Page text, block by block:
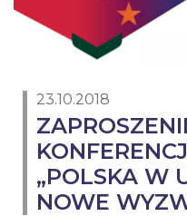
23.10.2018
„POLSKA W
NOWE